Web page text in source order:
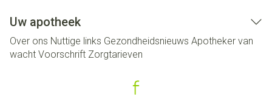
Uw apotheek
Over ons Nuttige links Gezondheidsnieuws Apotheker van
wacht Voorschrift Zorgtarieven